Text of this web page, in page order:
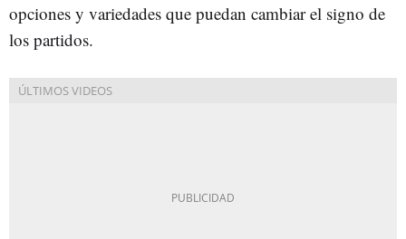
opciones y variedades que puedan cambiar el signo de
los partidos.